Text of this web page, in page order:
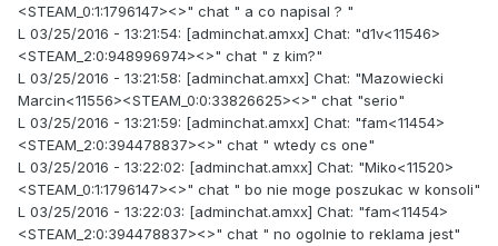
<STEAM_0:1:1796147><>" chat " a co napisal ? "
L 03/25/2016 - 13:21:54: [adminchat.amxx] Chat: "d1v<11546>
<STEAM_2:0:948996974><>" chat " z kim?"
L 03/25/2016 - 13:21:58: [adminchat.amxx] Chat: "Mazowiecki
Marcin<11556><STEAM_0:0:33826625><>" chat "serio"
L 03/25/2016 - 13:21:59: [adminchat.amxx] Chat: "fam<11454>
<STEAM_2:0:394478837><>" chat " wtedy cs one"
L 03/25/2016 - 13:22:02: [adminchat.amxx] Chat: "Miko<11520>
<STEAM_0:1:1796147><>" chat " bo nie moge poszukac w konsoli"
L 03/25/2016 - 13:22:03: [adminchat.amxx] Chat: "fam<11454>
<STEAM_2:0:394478837><>" chat " no ogolnie to reklama jest"